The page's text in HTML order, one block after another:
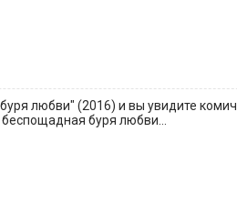
любви" (2016) и вы увидите
буря любви...